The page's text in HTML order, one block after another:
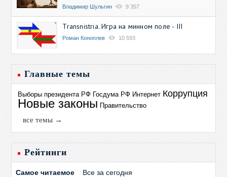
Владимир Шульгин 9 357
Transnistria. Игра на минном поле - III
Роман Коноплев 10 593
Главные темы
Выборы президента РФ Госдума РФ Интернет Коррупция
Новые законы Правительство
все темы →
Рейтинги
Самое читаемое Все за сегодня